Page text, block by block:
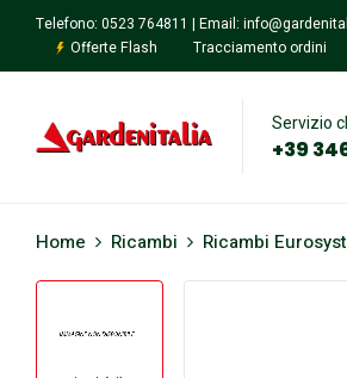
Telefono: 0523 764811 | Email:
Offerte Flash
Tracciamento ordini
Servizio
+39
Home Ricambi Ricambi